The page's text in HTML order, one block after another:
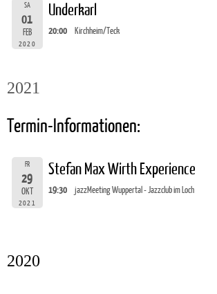
SA
01
FEB
2020
Underkarl
20:00 Kirchheim/Teck
2021
Termin-Informationen:
FR
29
OKT
2021
Stefan Max Wirth Experience
19:30 jazzMeeting Wuppertal - Jazzclub im Loch
2020